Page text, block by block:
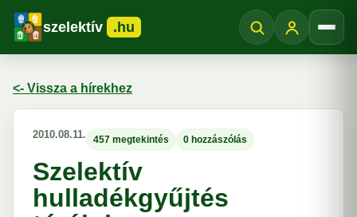
szelektív .hu
<- Vissza a hírekhez
2010.08.11. 457 megtekintés 0 hozzászólás
Szelektív
hulladékgyűjtés